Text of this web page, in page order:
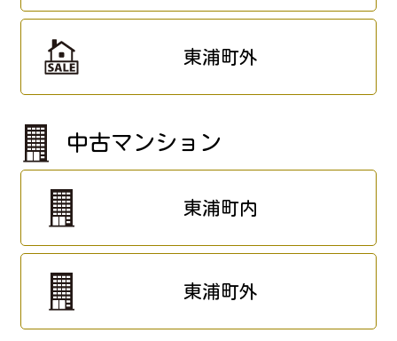
東浦町外
中古マンション
東浦町内
東浦町外